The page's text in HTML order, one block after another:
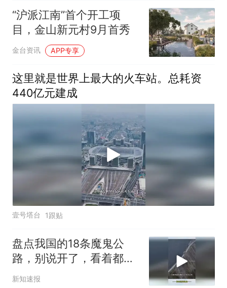
“沪派江南”首个开工项
目，金山新元村9月首秀
金台资讯 APP专享
这里就是世界上最大的火车站。总耗资
440亿元建成
壹号塔台 1跟贴
盘点我国的18条魔鬼公
路，别说开了，看着都吓
人！
新知速报